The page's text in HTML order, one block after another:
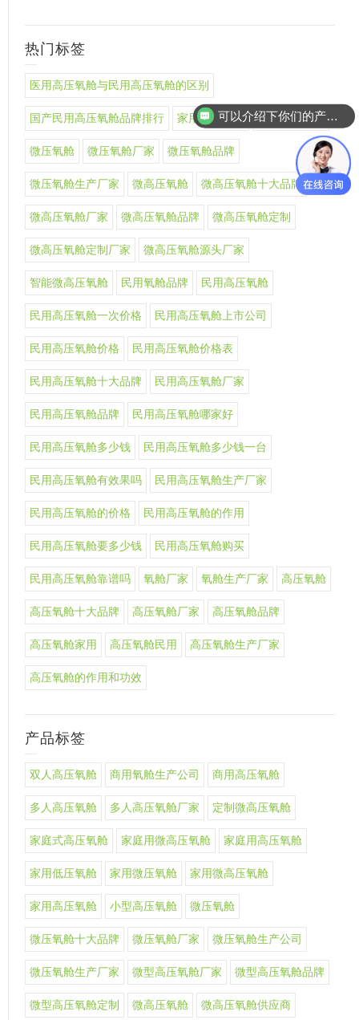
热门标签
医用高压氧舱与民用高压氧舱的区别
国产民用高压氧舱品牌排行 家用氧舱品牌 家用高压氧舱
微压氧舱 微压氧舱厂家 微压氧舱品牌
微压氧舱生产厂家 微高压氧舱 微高压氧舱十大品牌
微高压氧舱厂家 微高压氧舱品牌 微高压氧舱定制
微高压氧舱定制厂家 微高压氧舱源头厂家
智能微高压氧舱 民用氧舱品牌 民用高压氧舱
民用高压氧舱一次价格 民用高压氧舱上市公司
民用高压氧舱价格 民用高压氧舱价格表
民用高压氧舱十大品牌 民用高压氧舱厂家
民用高压氧舱品牌 民用高压氧舱哪家好
民用高压氧舱多少钱 民用高压氧舱多少钱一台
民用高压氧舱有效果吗 民用高压氧舱生产厂家
民用高压氧舱的价格 民用高压氧舱的作用
民用高压氧舱要多少钱 民用高压氧舱购买
民用高压氧舱靠谱吗 氧舱厂家 氧舱生产厂家 高压氧舱
高压氧舱十大品牌 高压氧舱厂家 高压氧舱品牌
高压氧舱家用 高压氧舱民用 高压氧舱生产厂家
高压氧舱的作用和功效
产品标签
双人高压氧舱 商用氧舱生产公司 商用高压氧舱
多人高压氧舱 多人高压氧舱厂家 定制微高压氧舱
家庭式高压氧舱 家庭用微高压氧舱 家庭用高压氧舱
家用低压氧舱 家用微压氧舱 家用微高压氧舱
家用高压氧舱 小型高压氧舱 微压氧舱
微压氧舱十大品牌 微压氧舱厂家 微压氧舱生产公司
微压氧舱生产厂家 微型高压氧舱厂家 微型高压氧舱品牌
微型高压氧舱定制 微高压氧舱 微高压氧舱供应商
可以介绍下你们的产品么